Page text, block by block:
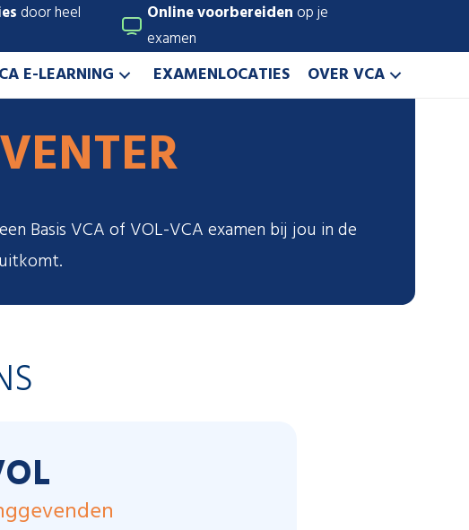
door heel
Online voorbereidenop je
examen
E-LEARNING EXAMENLOCATIES OVER VCA
Basis VCA of VOL-VCA examen bij jou in de